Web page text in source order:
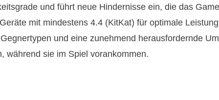
und führt neue Hindernisse ein, die das
mit mindestens 4.4 (KitKat) für optimale
und eine zunehmend herausfordernde
während sie im Spiel vorankommen.